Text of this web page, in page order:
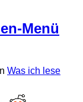
Menü
Was ich lese